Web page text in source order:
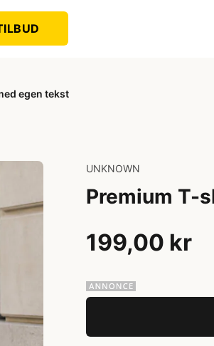
egen tekst
UNKNOWN
Premium T-
199,00 kr